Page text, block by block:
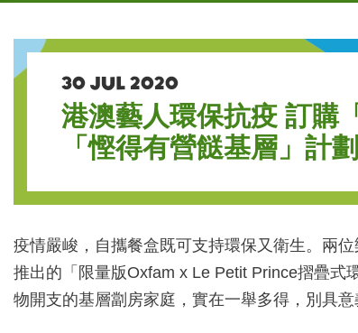
30 JUL 2020
港澳藝人環保抗疫 訂購
「慳得有營餸基層」計劃
疫情嚴峻，自攜餐盒既可支持環保又衛生。兩
推出的「限量版Oxfam x Le Petit Prince摺疊式
物開支的基層劏房家庭，實在一舉多得，別具意